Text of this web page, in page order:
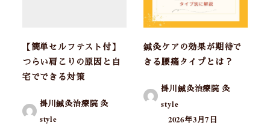
【簡単セルフテスト付】
つらい肩こりの原因と自
宅でできる対策
掛川鍼灸治療院 灸
style
鍼灸ケアの効果が期待で
きる腰痛タイプとは？
掛川鍼灸治療院 灸
style
2026年3月7日